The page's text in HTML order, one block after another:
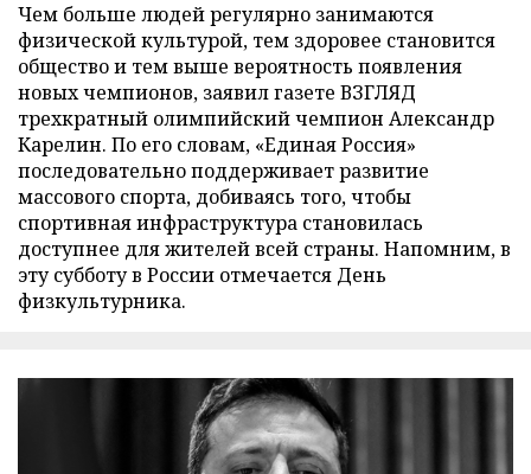
Чем больше людей регулярно занимаются
физической культурой, тем здоровее становится
общество и тем выше вероятность появления
новых чемпионов, заявил газете ВЗГЛЯД
трехкратный олимпийский чемпион Александр
Карелин. По его словам, «Единая Россия»
последовательно поддерживает развитие
массового спорта, добиваясь того, чтобы
спортивная инфраструктура становилась
доступнее для жителей всей страны. Напомним, в
эту субботу в России отмечается День
физкультурника.